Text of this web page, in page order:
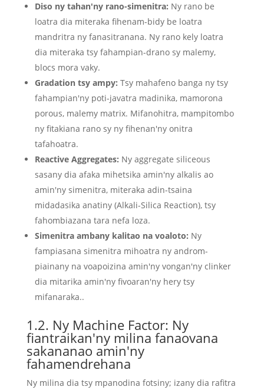
Diso ny tahan'ny rano-simenitra: Ny rano be
loatra dia miteraka fihenam-bidy be loatra
mandritra ny fanasitranana. Ny rano kely loatra
dia miteraka tsy fahampian-drano sy malemy,
blocs mora vaky.
Gradation tsy ampy: Tsy mahafeno banga ny tsy
fahampian'ny poti-javatra madinika, mamorona
porous, malemy matrix. Mifanohitra, mampitombo
ny fitakiana rano sy ny fihenan'ny onitra
tafahoatra.
Reactive Aggregates: Ny aggregate siliceous
sasany dia afaka mihetsika amin'ny alkalis ao
amin'ny simenitra, miteraka adin-tsaina
midadasika anatiny (Alkali-Silica Reaction), tsy
fahombiazana tara nefa loza.
Simenitra ambany kalitao na voaloto: Ny
fampiasana simenitra mihoatra ny androm-
piainany na voapoizina amin'ny vongan'ny clinker
dia mitarika amin'ny fivoaran'ny hery tsy
mifanaraka..
1.2. Ny Machine Factor: Ny
fiantraikan'ny milina fanaovana
sakananao amin'ny
fahamendrehana
Ny milina dia tsy mpanodina fotsiny; izany dia rafitra